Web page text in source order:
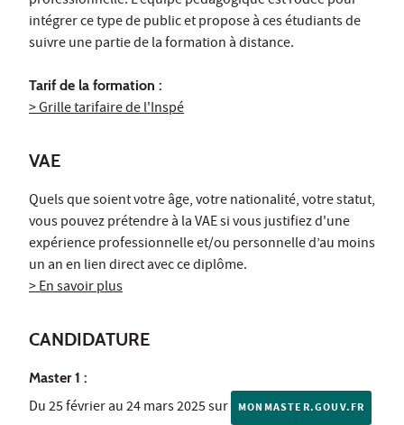
intégrer ce type de public et propose à ces étudiants de
suivre une partie de la formation à distance.
Tarif de la formation :
> Grille tarifaire de l'Inspé
VAE
Quels que soient votre âge, votre nationalité, votre statut,
vous pouvez prétendre à la VAE si vous justifiez d'une
expérience professionnelle et/ou personnelle d’au moins
un an en lien direct avec ce diplôme.
> En savoir plus
CANDIDATURE
Master 1 :
Du 25 février au 24 mars 2025 sur MONMASTER.GOUV.FR